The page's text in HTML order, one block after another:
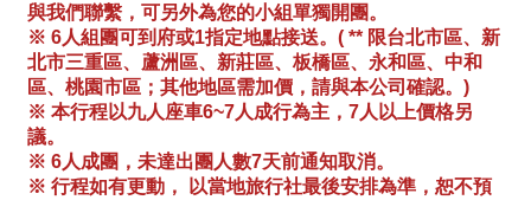
與我們聯繫，可另外為您的小組單獨開團。
※ 6人組團可到府或1指定地點接送。( ** 限台北市區、新
北市三重區、蘆洲區、新莊區、板橋區、永和區、中和
區、桃園市區；其他地區需加價，請與本公司確認。)
※ 本行程以九人座車6~7人成行為主，7人以上價格另
議。
※ 6人成團，未達出團人數7天前通知取消。
※ 行程如有更動， 以當地旅行社最後安排為準，恕不預